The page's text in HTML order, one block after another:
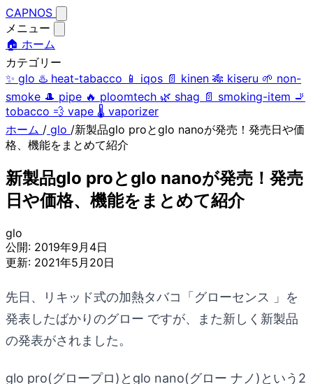
CAPNOS
メニュー
🏠 ホーム
カテゴリー
✨ glo ♨️ heat-tabacco 📱 iqos 📄 kinen 🎋 kiseru 🌱 non-
smoke 🎩 pipe 🔥 ploomtech 🌿 shag 📄 smoking-item 🚬
tobacco 💨 vape 🌡️ vaporizer
ホーム / glo /新製品glo proとglo nanoが発売！発売日や価
格、機能をまとめて紹介
新製品glo proとglo nanoが発売！発売
日や価格、機能をまとめて紹介
glo
公開: 2019年9月4日
更新: 2021年5月20日
先日、リキッド式の加熱タバコ「グローセンス 」を
発表したばかりのグロー ですが、また新しく新製品
の発表がされました。
glo pro(グロープロ)とglo nano(グロー ナノ)という2